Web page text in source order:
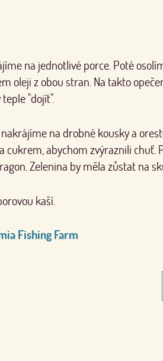
na jednotlivé porce. Poté
oleji z obou stran. Na takto
"dojít".
na drobné kousky a
cukrem, abychom zvýraznili chuť.
Zelenina by měla zůstat na
kaší.
Fishing Farm